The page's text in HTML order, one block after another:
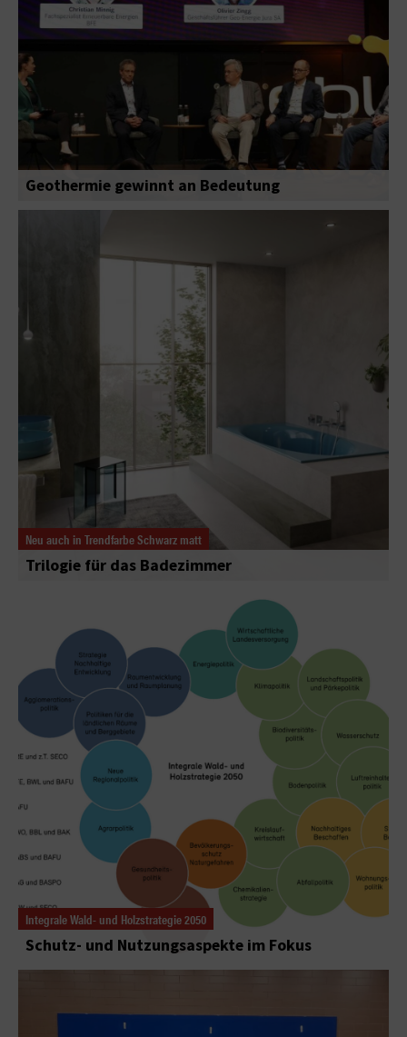
Geothermie gewinnt an Bedeutung
Neu auch in Trendfarbe Schwarz matt
Trilogie für das Badezimmer
Integrale Wald- und Holzstrategie 2050
Schutz- und Nutzungsaspekte im Fokus